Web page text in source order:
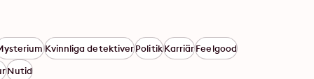
Kvinnliga detektiverPolitikKarriärFeelgood
Nutid